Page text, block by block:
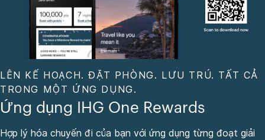
LÊN KẾ HOẠCH. ĐẶT PHÒNG. LƯU TRÚ. TẤT CẢ
TRONG MỘT ỨNG DỤNG.
Ứng dụng IHG One Rewards
Hợp lý hóa chuyến đi của bạn với ứng dụng từng đoạt giải